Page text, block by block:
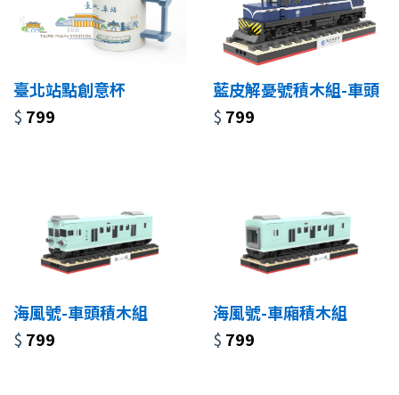
臺北站點創意杯
$ 799
藍皮解憂號積木組-車頭
$ 799
海風號-車頭積木組
$ 799
海風號-車廂積木組
$ 799